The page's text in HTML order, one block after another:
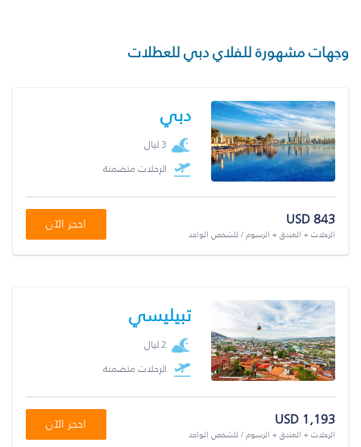
وجهات مشهورة للفلاي دبي للعطلات
دبي
3 ليال
الرحلات متضمنة
USD 843
الرحلات + الفندق + الرسوم / للشخص الواحد
احجز الآن
تبيليسي
2 ليال
الرحلات متضمنة
USD 1,193
الرحلات + الفندق + الرسوم / للشخص الواحد
احجز الآن